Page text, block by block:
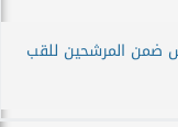
ضمن المرشحين للقب